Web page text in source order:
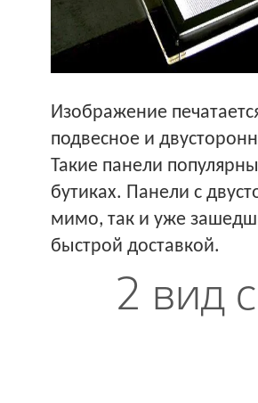
Изображение
подвесное и
Такие панели
бутиках. Панели с
мимо, так и уже
быстрой доставкой.
2 вид